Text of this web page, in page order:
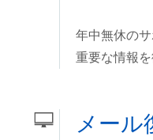
年中無休の
重要な情報を
メール